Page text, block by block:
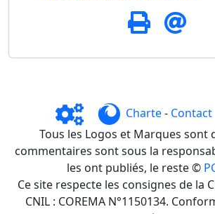
Charte- Contact
Tous les Logos et Marques sont
commentaires sont sous la
les ont publiés, le reste ©
Ce site respecte les consignes de la
CNIL : COREMA N°1150134.